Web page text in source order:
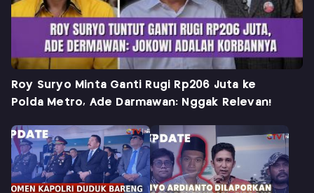
Roy Suryo Minta Ganti Rugi Rp206 Juta ke
Polda Metro, Ade Darmawan: Nggak Relevan!